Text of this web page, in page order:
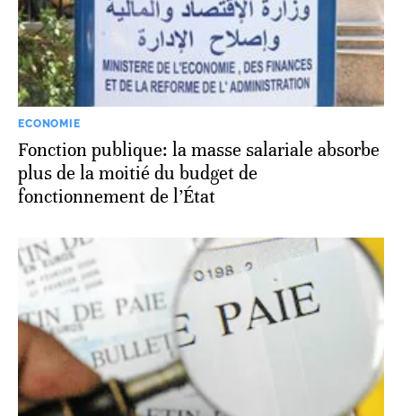
ECONOMIE
Fonction publique: la masse salariale absorbe
plus de la moitié du budget de
fonctionnement de l’État